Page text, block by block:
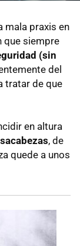
mala praxis en
que siempre
(sin
del
tratar de que
en altura
, de
quede a unos